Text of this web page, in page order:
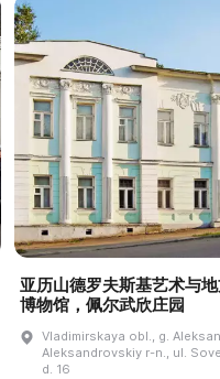
亚历山德罗夫斯基艺术与
博物馆，佩尔武欣庄园
Vladimirskaya obl., g.
Aleksandrovskiy r-n., ul.
d. 16